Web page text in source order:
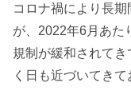
コロナ禍により長
が、2022年6月あた
規制が緩和されて
く日も近づいてきて